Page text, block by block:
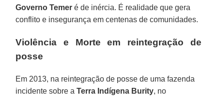
Governo Temer é de inércia. É realidade que gera
conflito e insegurança em centenas de comunidades.
Violência e Morte em reintegração de
posse
Em 2013, na reintegração de posse de uma fazenda
incidente sobre aTerra Indígena Burity, no